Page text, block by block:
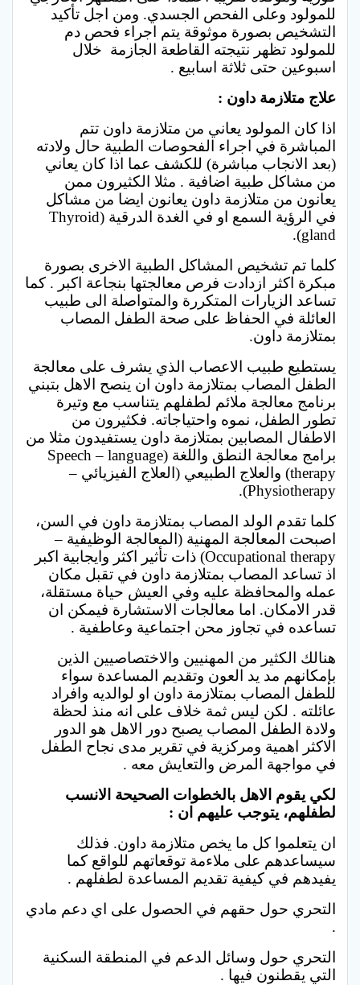
للمولود وعلى الفحص الجسدي. ومن اجل تأكيد
التشخيص بصورة موثوقة يتم اجراء فحص دم
للمولود تظهر نتيجته القاطعة الجازمة خلال
اسبوعين حتى ثلاثة اسابيع .
علاج متلازمة داون :
اذا كان المولود يعاني من متلازمة داون تتم
المباشرة في اجراء الفحوصات الطبية حال ولادته
(بعد الانجاب مباشرة) للكشف عما اذا كان يعاني
من مشاكل طبية اضافية . مثلا الكثيرون ممن
يعانون من متلازمة داون يعانون ايضا من مشاكل
في الرؤية السمع او في الغدة الدرقية (Thyroid
gland).
كلما تم تشخيص المشاكل الطبية الاخرى بصورة
مبكرة اكثر ازدادت فرص معالجتها بنجاعة اكبر . كما
تساعد الزيارات المتكررة والمتواصلة الى طبيب
العائلة في الحفاظ على صحة الطفل المصاب
بمتلازمة داون.
يستطيع طبيب الاعصاب الذي يشرف على معالجة
الطفل المصاب بمتلازمة داون ان ينصح الاهل بتبني
برنامج معالجة ملائم لطفلهم يتناسب مع وتيرة
تطور الطفل، نموه واحتياجاته. فكثيرون من
الاطفال المصابين بمتلازمة داون يستفيدون مثلا من
برامج معالجة النطق واللغة (Speech – language
therapy) والعلاج الطبيعي (العلاج الفيزيائي –
Physiotherapy).
كلما تقدم الولد المصاب بمتلازمة داون في السن،
اصبحت المعالجة المهنية (المعالجة الوظيفية –
Occupational therapy) ذات تأثير اكثر وايجابية اكبر
اذ تساعد المصاب بمتلازمة داون في تقبل مكان
عمله والمحافظة عليه وفي العيش حياة مستقلة،
قدر الامكان. اما معالجات الاستشارة فيمكن ان
تساعده في تجاوز محن اجتماعية وعاطفية .
هنالك الكثير من المهنيين والاختصاصيين الذين
بإمكانهم مد يد العون وتقديم المساعدة سواء
للطفل المصاب بمتلازمة داون او لوالديه وافراد
عائلته . لكن ليس ثمة خلاف على انه منذ لحظة
ولادة الطفل المصاب يصبح دور الاهل هو الدور
الاكثر اهمية ومركزية في تقرير مدى نجاح الطفل
في مواجهة المرض والتعايش معه .
لكي يقوم الاهل بالخطوات الصحيحة الانسب
لطفلهم، يتوجب عليهم ان :
ان يتعلموا كل ما يخص متلازمة داون. فذلك
سيساعدهم على ملاءمة توقعاتهم للواقع كما
يفيدهم في كيفية تقديم المساعدة لطفلهم .
التحري حول حقهم في الحصول على اي دعم مادي
.
التحري حول وسائل الدعم في المنطقة السكنية
التي يقطنون فيها .